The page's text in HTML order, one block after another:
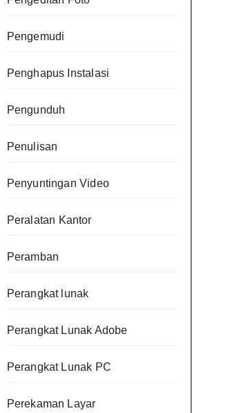
Pengemudi
Penghapus Instalasi
Pengunduh
Penulisan
Penyuntingan Video
Peralatan Kantor
Peramban
Perangkat lunak
Perangkat Lunak Adobe
Perangkat Lunak PC
Perekaman Layar